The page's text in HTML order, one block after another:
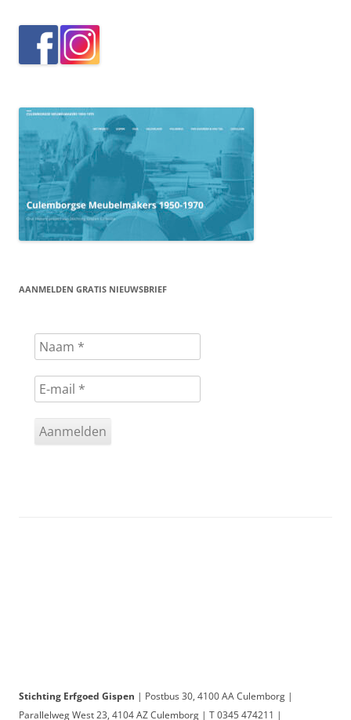
AANMELDEN GRATIS NIEUWSBRIEF
Stichting Erfgoed Gispen | Postbus 30, 4100 AA Culemborg |
Parallelweg West 23, 4104 AZ Culemborg | T 0345 474211 |